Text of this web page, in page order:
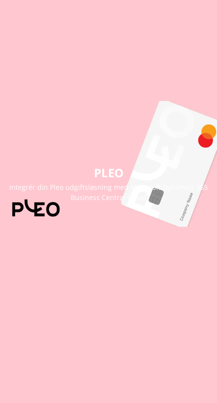
PLEO
Integrér din Pleo udgiftsløsning med Microsoft Dynamics 365
Business Central Cloud